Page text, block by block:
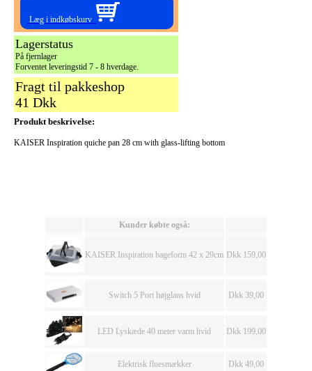
Læg i indkøbskurv
Lagerstatus
På fjernlager
Forventet leveringstid 7 - 8 hverdage.
Fragt til pakkeshop
41 Dkk
Produkt beskrivelse:
KAISER Inspiration quiche pan 28 cm with glass-lifting bottom
Kunder købte også:
KAISER Inspiration bageform 42 x 29cm Dkk 159,00
Switch 5 Port højglans hvid Dkk 39,00
LED Lyskæde 40 meter varm hvid Dkk 199,00
Elektrisk fluesmækker Dkk 49,00